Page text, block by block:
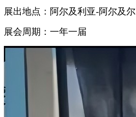
展出地点：阿尔及利亚-阿尔及尔
展会周期：一年一届